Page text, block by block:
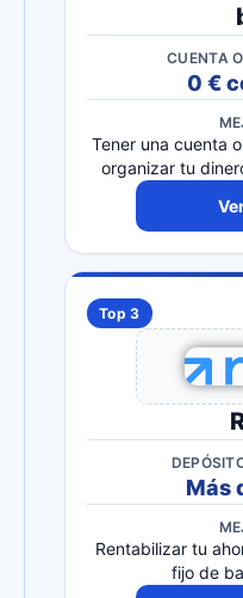
CUENTA
0 €
Tener una cuenta
organizar tu
Top 3
Más
Rentabilizar tu
fijo de